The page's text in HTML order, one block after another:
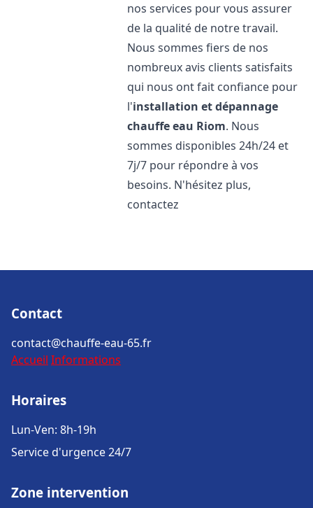
nos services pour vous assurer
de la qualité de notre travail.
Nous sommes fiers de nos
nombreux avis clients satisfaits
qui nous ont fait confiance pour
l'installation et dépannage
chauffe eau Riom. Nous
sommes disponibles 24h/24 et
7j/7 pour répondre à vos
besoins. N'hésitez plus,
contactez
Contact
contact@chauffe-eau-65.fr
Accueil Informations
Horaires
Lun-Ven: 8h-19h
Service d'urgence 24/7
Zone intervention